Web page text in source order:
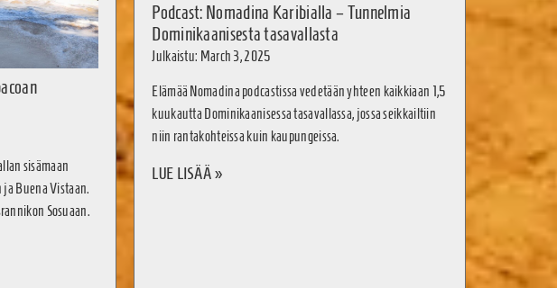
sisämaan
Buena Vistaan.
Sosuaan.
Podcast: Nomadina Karibialla – Tunnelmia
Dominikaanisesta tasavallasta
Julkaistu: March 3, 2025
Elämää Nomadina podcastissa vedetään yhteen kaikkiaan 1,5
kuukautta Dominikaanisessa tasavallassa, jossa seikkailtiin
niin rantakohteissa kuin kaupungeissa.
LUE LISÄÄ »